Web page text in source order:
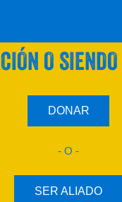
NUESTRO
O
DONAR
- O -
SER ALIADO